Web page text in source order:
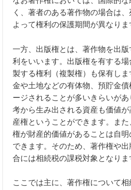
く、著者のある著作物の場合は
よって権利の保護期間が異なりま
一方、出版権とは、著作物を出
利をいいます。出版権を有する
製する権利（複製権）も保有し
金や土地などの有体物、預貯金
ージされることが多いきらいが
考から生み出される資産も価値
産権ということができます。ま
権が財産的価値があることは自
できます。そのため、著作権や
合には相続税の課税対象となりま
ここでは主に、著作権について